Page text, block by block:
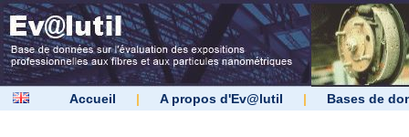
Accueil | A propos d'Ev@lutil | Bases de